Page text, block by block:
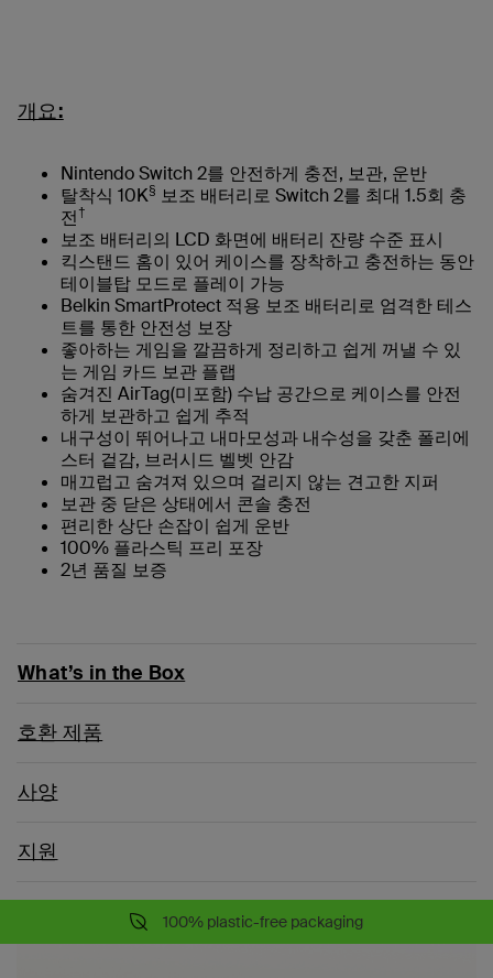
개요:
Nintendo Switch 2를 안전하게 충전, 보관, 운반
탈착식 10K§ 보조 배터리로 Switch 2를 최대 1.5회 충
전†
보조 배터리의 LCD 화면에 배터리 잔량 수준 표시
킥스탠드 홈이 있어 케이스를 장착하고 충전하는 동안
테이블탑 모드로 플레이 가능
Belkin SmartProtect 적용 보조 배터리로 엄격한 테스
트를 통한 안전성 보장
좋아하는 게임을 깔끔하게 정리하고 쉽게 꺼낼 수 있
는 게임 카드 보관 플랩
숨겨진 AirTag(미포함) 수납 공간으로 케이스를 안전
하게 보관하고 쉽게 추적
내구성이 뛰어나고 내마모성과 내수성을 갖춘 폴리에
스터 겉감, 브러시드 벨벳 안감
매끄럽고 숨겨져 있으며 걸리지 않는 견고한 지퍼
보관 중 닫은 상태에서 콘솔 충전
편리한 상단 손잡이 쉽게 운반
100% 플라스틱 프리 포장
2년 품질 보증
What’s in the Box
호환 제품
사양
지원
100% plastic-free packaging